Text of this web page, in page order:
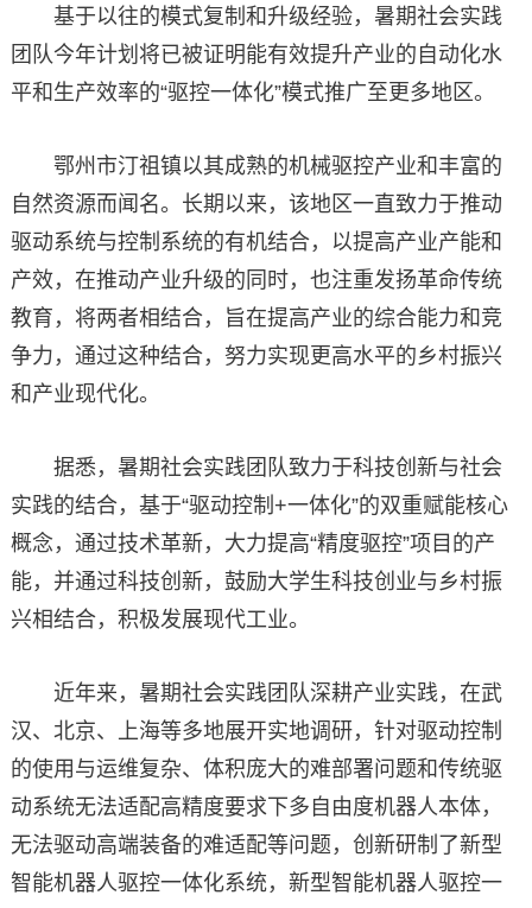
基于以往的模式复制和升级经验，暑期社会实践
团队今年计划将已被证明能有效提升产业的自动化水
平和生产效率的“驱控一体化”模式推广至更多地区。
鄂州市汀祖镇以其成熟的机械驱控产业和丰富的
自然资源而闻名。长期以来，该地区一直致力于推动
驱动系统与控制系统的有机结合，以提高产业产能和
产效，在推动产业升级的同时，也注重发扬革命传统
教育，将两者相结合，旨在提高产业的综合能力和竞
争力，通过这种结合，努力实现更高水平的乡村振兴
和产业现代化。
据悉，暑期社会实践团队致力于科技创新与社会
实践的结合，基于“驱动控制+一体化”的双重赋能核心
概念，通过技术革新，大力提高“精度驱控”项目的产
能，并通过科技创新，鼓励大学生科技创业与乡村振
兴相结合，积极发展现代工业。
近年来，暑期社会实践团队深耕产业实践，在武
汉、北京、上海等多地展开实地调研，针对驱动控制
的使用与运维复杂、体积庞大的难部署问题和传统驱
动系统无法适配高精度要求下多自由度机器人本体，
无法驱动高端装备的难适配等问题，创新研制了新型
智能机器人驱控一体化系统，新型智能机器人驱控一